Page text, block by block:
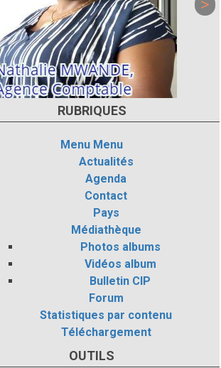
RUBRIQUES
Menu Menu
Actualités
Agenda
Contact
Pays
Médiathèque
Photos albums
Vidéos album
Bulletin CIP
Forum
Statistiques par contenu
Téléchargement
OUTILS